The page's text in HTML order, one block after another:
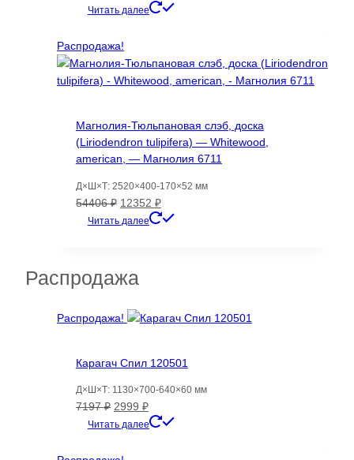
цена
19809 ₽.
цена:
Читать далее
Распродажа!
Магнолия-Тюльпановая слэб, доска
(Liriodendron tulipifera) — Whitewood,
american, — Магнолия 6711
Д×Ш×Т: 2520×400-170×52 мм
54406₽ Первоначальная
цена
12352 ₽Текущая
цена:
Читать далее
Распродажа
Распродажа!
Карагач Спил 120501
Д×Ш×Т: 1130×700-640×60 мм
7197₽ Первоначальная
цена
2999 ₽Текущая
цена:
Читать далее